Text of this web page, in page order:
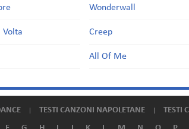
Volta
Wonderwall
Creep
All Of Me
TESTI CANZONI NAPOLETANE TESTI